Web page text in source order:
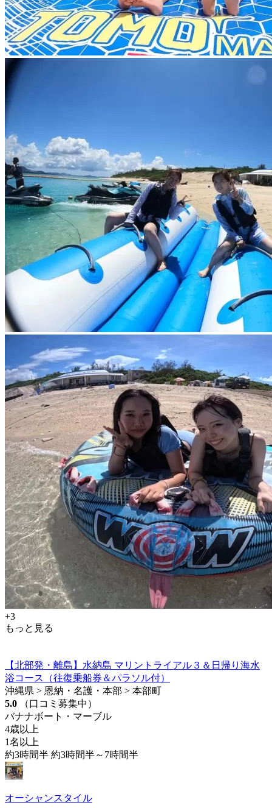
+3
もっと見る
【北部発・離島】水納島 マリントライアル３＆日帰り海水
浴コース（往復乗船券＆パラソル付）
沖縄県 > 恩納・名護・本部 > 本部町
5.0
（口コミ募集中）
バナナボート・マーブル
4歳以上
1名以上
約3時間半 約3時間半～7時間半
オーシャンスタイル